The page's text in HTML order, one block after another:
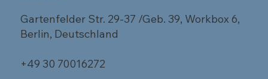
Gartenfelder Str. 29-37 /Geb. 39, Workbox 6,
Berlin, Deutschland
+49 30 70016272